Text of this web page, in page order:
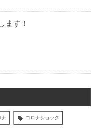
ます！
ナ コロナショック